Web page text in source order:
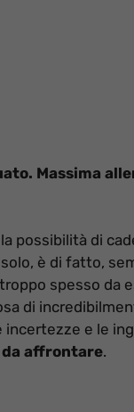
Massima
possibilità di
è di fatto,
spesso da
di
incertezze e le
da affrontare.